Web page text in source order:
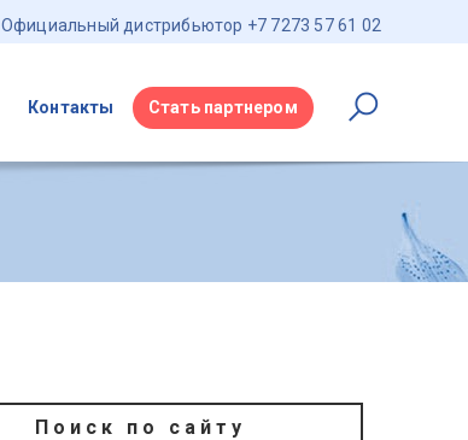
Официальный дистрибьютор +7 7273 57 61 02
Контакты Стать партнером
Поиск по сайту